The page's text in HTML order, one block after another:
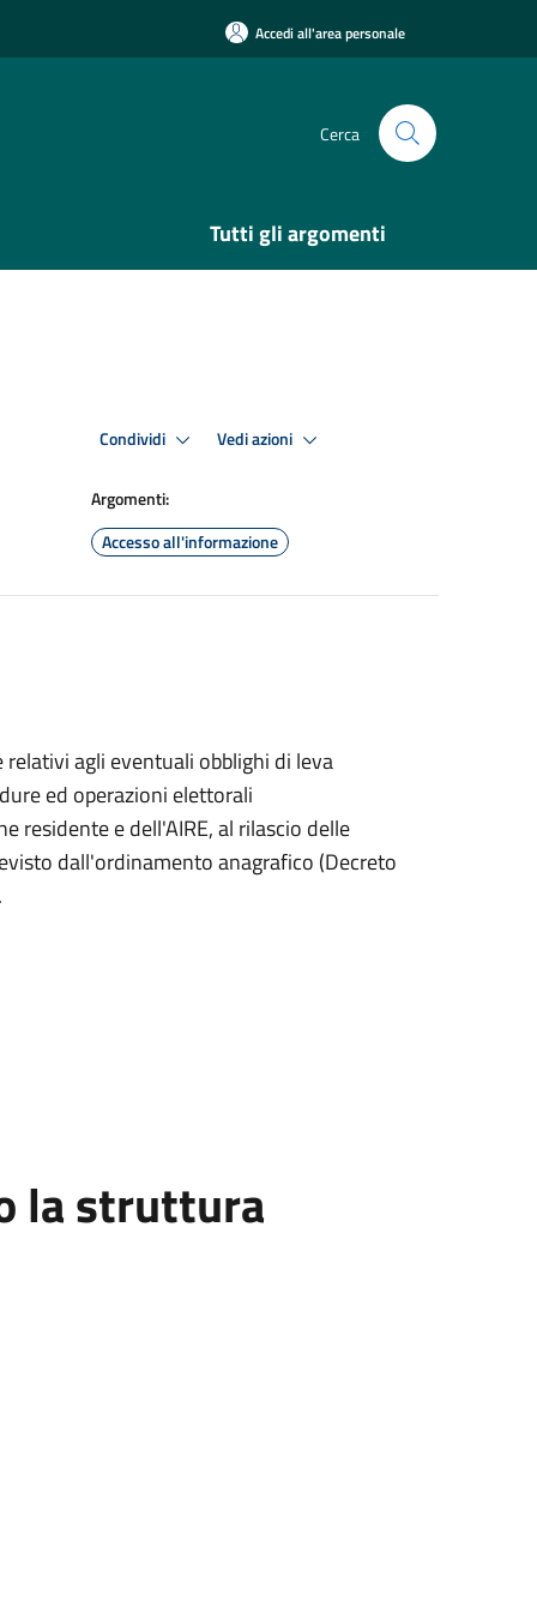
Accedi all'area personale
Cerca
Tutti gli argomenti
Condividi Vedi azioni
Argomenti:
Accesso all'informazione
agli eventuali obblighi di leva
ed operazioni elettorali
residente e dell'AIRE, al rilascio delle
dall'ordinamento anagrafico (Decreto
la struttura